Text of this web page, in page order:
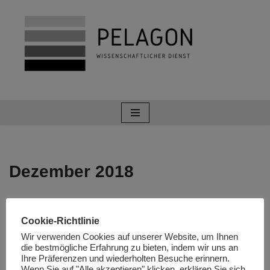
Zum
Inhalt
springen
Dezember 2018
des Königreiches der Serben,
Kroaten und Slowenen
Cookie-Richtlinie
Wir verwenden Cookies auf unserer Website, um Ihnen
die bestmögliche Erfahrung zu bieten, indem wir uns an
Ihre Präferenzen und wiederholten Besuche erinnern.